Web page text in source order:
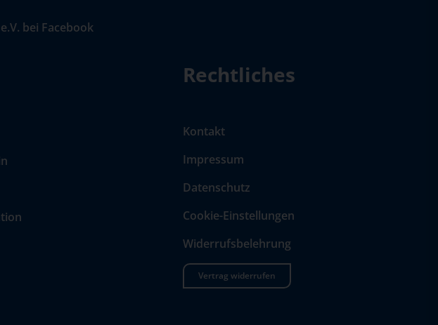
bei Facebook
Rechtliches
Kontakt
Impressum
Datenschutz
Cookie-Einstellungen
Widerrufsbelehrung
Vertrag widerrufen